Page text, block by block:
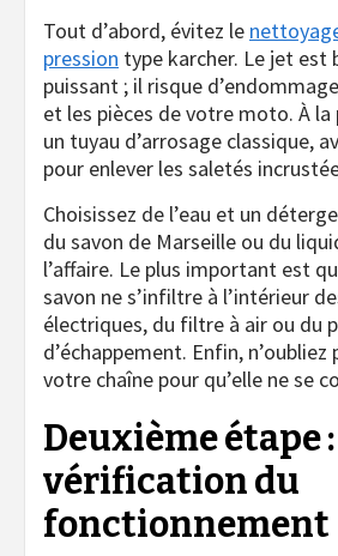
Tout d’abord, évitez le
pression type karcher. Le jet est
puissant ; il risque
et les pièces de votre moto. À la
un tuyau d’arrosage classique,
pour enlever les saletés
Choisissez de l’eau et un
du savon de Marseille ou du
l’affaire. Le plus important est
savon ne s’infiltre à l’intérieur
électriques, du filtre à air ou du
d’échappement. Enfin,
votre chaîne pour qu’elle ne se
Deuxième étape
vérification du
fonctionnement